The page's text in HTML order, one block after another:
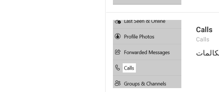
Calls
Calls